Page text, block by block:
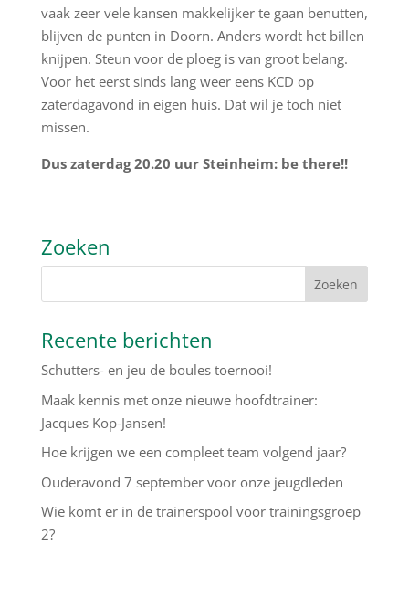
vaak zeer vele kansen makkelijker te gaan benutten,
blijven de punten in Doorn. Anders wordt het billen
knijpen. Steun voor de ploeg is van groot belang.
Voor het eerst sinds lang weer eens KCD op
zaterdagavond in eigen huis. Dat wil je toch niet
missen.
Dus zaterdag 20.20 uur Steinheim: be there!!
Zoeken
Recente berichten
Schutters- en jeu de boules toernooi!
Maak kennis met onze nieuwe hoofdtrainer:
Jacques Kop-Jansen!
Hoe krijgen we een compleet team volgend jaar?
Ouderavond 7 september voor onze jeugdleden
Wie komt er in de trainerspool voor trainingsgroep
2?